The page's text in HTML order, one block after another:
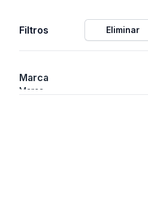
Filtros Eliminar
Marca
Marca